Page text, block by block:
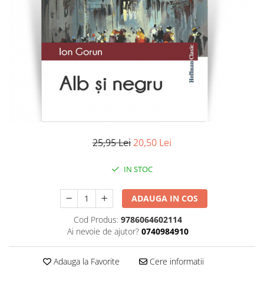
Literatura
Contemporana
Publicistica / Reportaje / Interviuri
Sociologie si filozofie
25,95 Lei20,50 Lei
IN STOC
ADAUGA IN COS
Cod Produs: 9786064602114
Ai nevoie de ajutor? 0740984910
Adauga la Favorite Cere informatii